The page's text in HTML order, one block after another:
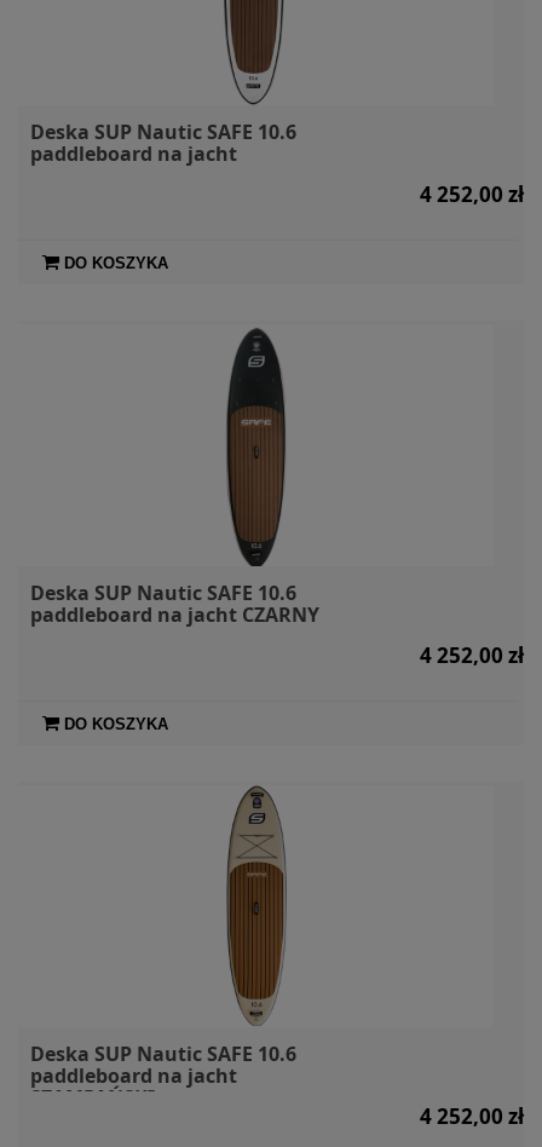
Deska SUP Nautic SAFE 10.6
paddleboard na jacht
4 252,00 zł
DO KOSZYKA
Deska SUP Nautic SAFE 10.6
paddleboard na jacht CZARNY
4 252,00 zł
DO KOSZYKA
Deska SUP Nautic SAFE 10.6
paddleboard na jacht
SZAMPAŃSKI
4 252,00 zł